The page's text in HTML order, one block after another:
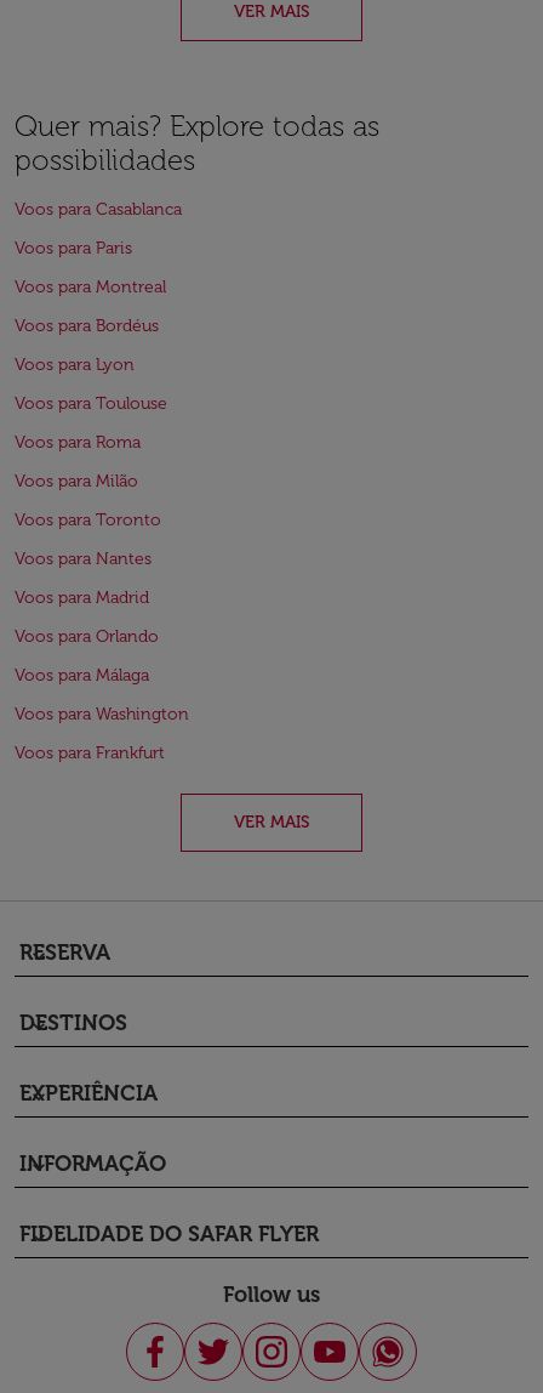
VER MAIS
Quer mais? Explore todas as
possibilidades
Voos para Casablanca
Voos para Paris
Voos para Montreal
Voos para Bordéus
Voos para Lyon
Voos para Toulouse
Voos para Roma
Voos para Milão
Voos para Toronto
Voos para Nantes
Voos para Madrid
Voos para Orlando
Voos para Málaga
Voos para Washington
Voos para Frankfurt
VER MAIS
RESERVA
keyboard_arrow_down
DESTINOS
keyboard_arrow_down
EXPERIÊNCIA
keyboard_arrow_down
INFORMAÇÃO
keyboard_arrow_down
FIDELIDADE DO SAFAR FLYER
keyboard_arrow_down
Follow us